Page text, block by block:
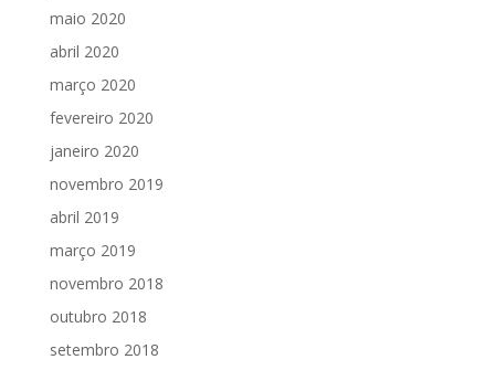
maio 2020
abril 2020
março 2020
fevereiro 2020
janeiro 2020
novembro 2019
abril 2019
março 2019
novembro 2018
outubro 2018
setembro 2018